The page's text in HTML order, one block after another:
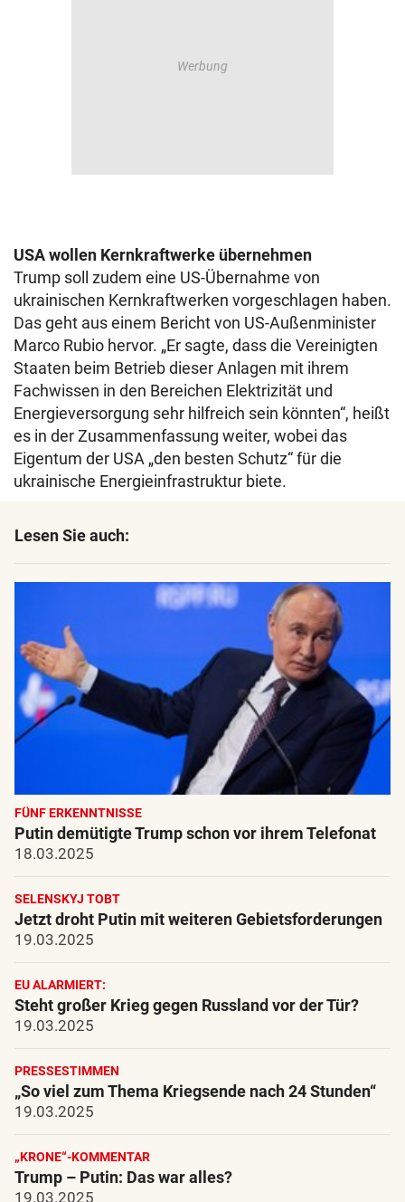
USA wollen Kernkraftwerke übernehmen
Trump soll zudem eine US-Übernahme von
ukrainischen Kernkraftwerken vorgeschlagen haben.
Das geht aus einem Bericht von US-Außenminister
Marco Rubio hervor. „Er sagte, dass die Vereinigten
Staaten beim Betrieb dieser Anlagen mit ihrem
Fachwissen in den Bereichen Elektrizität und
Energieversorgung sehr hilfreich sein könnten“, heißt
es in der Zusammenfassung weiter, wobei das
Eigentum der USA „den besten Schutz“ für die
ukrainische Energieinfrastruktur biete.
Lesen Sie auch:
FÜNF ERKENNTNISSE
Putin demütigte Trump schon vor ihrem Telefonat
18.03.2025
SELENSKYJ TOBT
Jetzt droht Putin mit weiteren Gebietsforderungen
19.03.2025
EU ALARMIERT:
Steht großer Krieg gegen Russland vor der Tür?
19.03.2025
PRESSESTIMMEN
„So viel zum Thema Kriegsende nach 24 Stunden“
19.03.2025
„KRONE“-KOMMENTAR
Trump – Putin: Das war alles?
19.03.2025